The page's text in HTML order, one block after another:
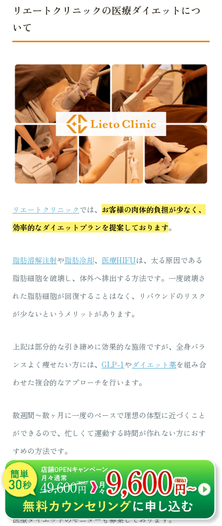
リエートクリニックの医療ダイエットにつ
いて
リエートクリニック では、 お客様の肉体的負担が少なく、
効率的なダイエットプランを提案しております。
脂肪溶解注射や脂肪冷却、 医療HIFUは、太る原因である
脂肪細胞を破壊し、体外へ排出する方法です。一度破壊さ
れた脂肪細胞が回復することはなく、リバウンドのリスク
が少ないというメリットがあります。
上記は部分的な引き締めに効果的な施術ですが、全身バラ
ンスよく痩せたい方には、 GLP-1やダイエット薬を組み合
わせた複合的なアプローチを行います。
数週間〜数ヶ月に一度のペースで理想の体型に近づくこと
ができるので、忙しくて運動する時間が作れない方におす
すめの方法です。
横浜駅・名古屋駅・池袋駅付近でダイエットクリニックを
お探しの方は、お気軽に当院までお問い合わせください。
医療ダイエットのモニターも募集しております。